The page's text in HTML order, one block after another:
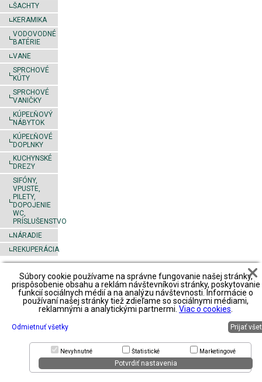
ŠACHTY
KERAMIKA
VODOVODNÉ
BATÉRIE
VANE
SPRCHOVÉ
KÚTY
SPRCHOVÉ
VANIČKY
KÚPEĽŇOVÝ
NÁBYTOK
KÚPEĽŇOVÉ
DOPLNKY
KUCHYNSKÉ
DREZY
SIFÓNY,
VPUSTE,
PILETY,
DOPOJENIE
WC,
PRÍSLUŠENSTVO
NÁRADIE
REKUPERÁCIA
Footer
predajné
miesta
dopravy
zoznam
Obchodné
podmienky
spôsob platby
spôsob
dopravy
reklamácie
partnerov
Obchodné
podmienky2
spôsob platby
spôsob
partnerov
Obchodné
podmienky3
spôsob platby
spôsob
prenájom
© 2015
Súbory cookie používame na správne fungovanie našej stránky,
prispôsobenie obsahu a reklám návštevníkovi stránky, poskytovanie
funkcií sociálnych médií a na analýzu návštevnosti. Informácie o
používaní našej stránky tiež zdieľame so sociálnymi médiami,
reklamnými a analytickými partnermi. Viac o cookies
Odmietnuť všetky Prijať
Nevyhnutné Štatistické Marketingové
Potvrdiť nastavenia